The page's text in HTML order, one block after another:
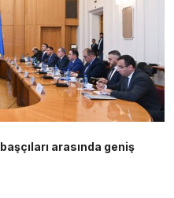
arasında geniş